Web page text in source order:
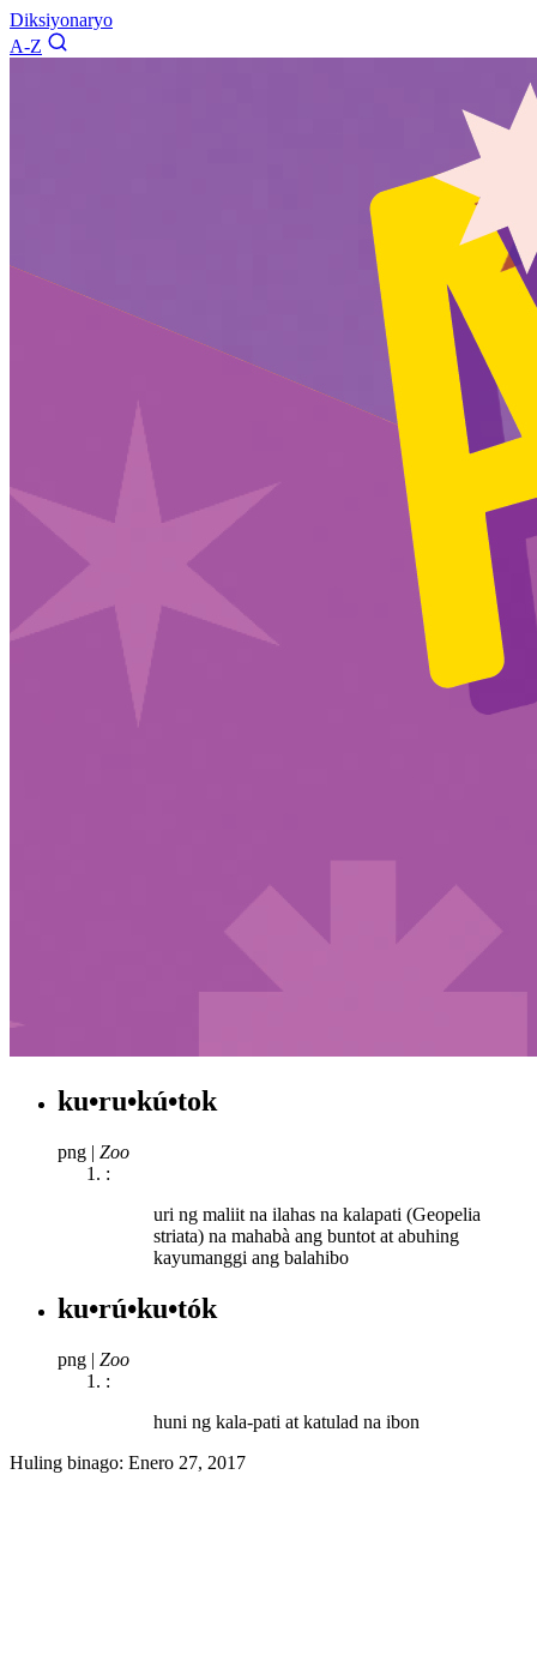
Diksiyonaryo
A-Z
ku•ru•kú•tok
png | Zoo
:
uri ng maliit na ilahas na kalapati (Geopelia
striata) na mahabà ang buntot at abuhing
kayumanggi ang balahibo
ku•rú•ku•tók
png | Zoo
:
huni ng kala-pati at katulad na ibon
Huling binago: Enero 27, 2017